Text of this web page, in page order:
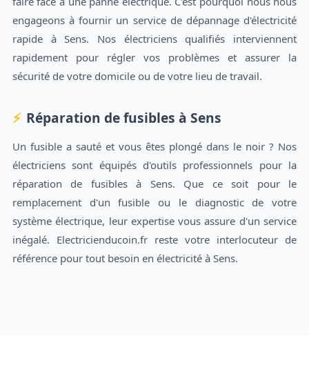
engageons à fournir un service de dépannage d'électricité
rapide à Sens. Nos électriciens qualifiés interviennent
rapidement pour régler vos problèmes et assurer la
sécurité de votre domicile ou de votre lieu de travail.
Réparation de fusibles à Sens
Un fusible a sauté et vous êtes plongé dans le noir ? Nos
électriciens sont équipés d'outils professionnels pour la
réparation de fusibles à Sens. Que ce soit pour le
remplacement d'un fusible ou le diagnostic de votre
système électrique, leur expertise vous assure d'un service
inégalé. Electricienducoin.fr reste votre interlocuteur de
référence pour tout besoin en électricité à Sens.